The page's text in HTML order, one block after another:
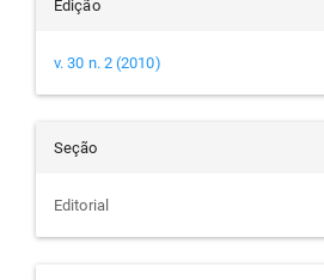
Edição
v. 30 n. 2 (2010)
Seção
Editorial